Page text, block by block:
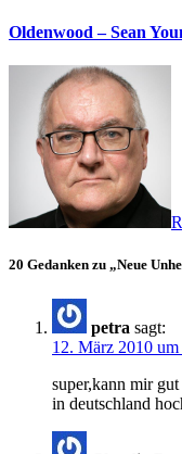
Oldenwood – Sean
20 Gedanken zu „Neue
petra sagt:
12. März 2010
super,kann mir
in deutschland